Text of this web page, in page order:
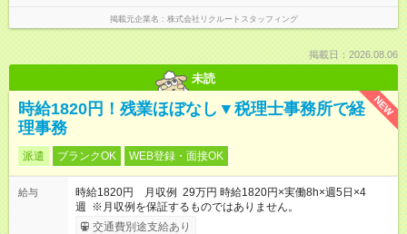
掲載元企業名 株式会社リクルートスタッフィング
掲載日：2026.08.06
未読
NEW
時給1820円！残業ほぼなし▼税理士事務所で経
理事務
派遣 ブランクOK WEB登録・面接OK
給与
時給1820円 月収例 29万円 時給1820円×実働8h×週5日×4
週 ※月収例を保証するものではありません。
交通費別途支給あり